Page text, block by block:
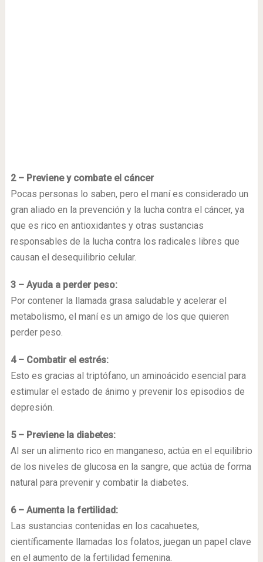
2 – Previene y combate el cáncer
Pocas personas lo saben, pero el maní es considerado un
gran aliado en la prevención y la lucha contra el cáncer, ya
que es rico en antioxidantes y otras sustancias
responsables de la lucha contra los radicales libres que
causan el desequilibrio celular.
3 – Ayuda a perder peso:
Por contener la llamada grasa saludable y acelerar el
metabolismo, el maní es un amigo de los que quieren
perder peso.
4 – Combatir el estrés:
Esto es gracias al triptófano, un aminoácido esencial para
estimular el estado de ánimo y prevenir los episodios de
depresión.
5 – Previene la diabetes:
Al ser un alimento rico en manganeso, actúa en el equilibrio
de los niveles de glucosa en la sangre, que actúa de forma
natural para prevenir y combatir la diabetes.
6 – Aumenta la fertilidad:
Las sustancias contenidas en los cacahuetes,
científicamente llamadas los folatos, juegan un papel clave
en el aumento de la fertilidad femenina.